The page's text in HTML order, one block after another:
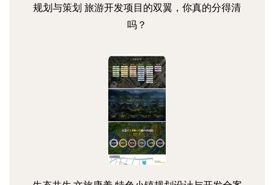
规划与策划 旅游开发项目的双翼，你真的分得清
吗？